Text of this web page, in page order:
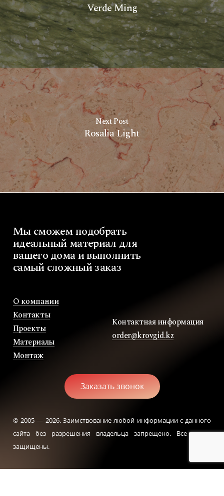
Verde Ming
Next Post
Rosalia Light
Мысможемподобрать
идеальныйматериал для
вашегодомаивыполнить
самыйсложныйзаказ
О компании
Контакты
Проекты
Материалы
Монтаж
Контактная информация
order@krovgid.kz
Заказать звонок
© 2005 — 2026. Заимствование любой информации с данного
сайта без разрешения владельца запрещено. Все права
защищены.